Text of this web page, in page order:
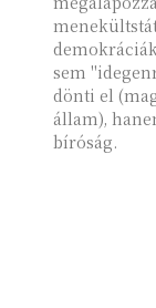
sem
dönti el
állam),
bíróság.